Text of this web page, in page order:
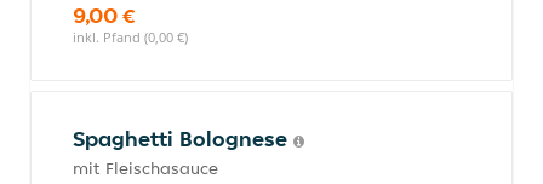
9,00 €
inkl. Pfand (0,00 €)
Spaghetti Bolognese
mit Fleischasauce